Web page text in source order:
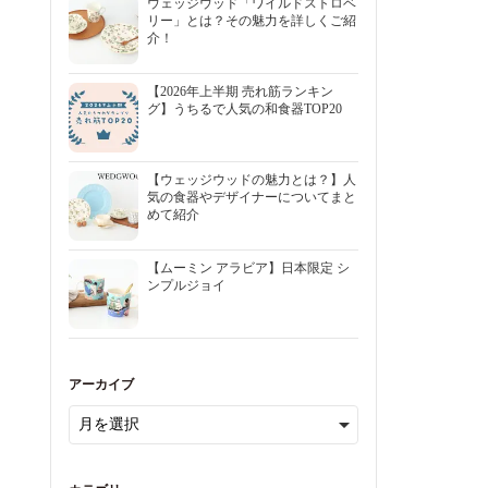
ウェッジウッド「ワイルドストロベ
リー」とは？その魅力を詳しくご紹
介！
【2026年上半期 売れ筋ランキン
グ】うちるで人気の和食器TOP20
【ウェッジウッドの魅力とは？】人
気の食器やデザイナーについてまと
めて紹介
【ムーミン アラビア】日本限定 シ
ンプルジョイ
アーカイブ